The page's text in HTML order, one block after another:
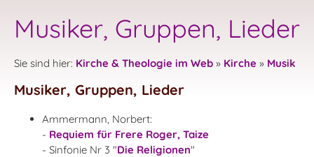
Musiker, Gruppen, Lieder
Sie sind hier: Kirche & Theologie im Web » Kirche » Musik
Musiker, Gruppen, Lieder
Ammermann, Norbert:
- Requiem für Frere Roger, Taize
- Sinfonie Nr 3 "Die Religionen"